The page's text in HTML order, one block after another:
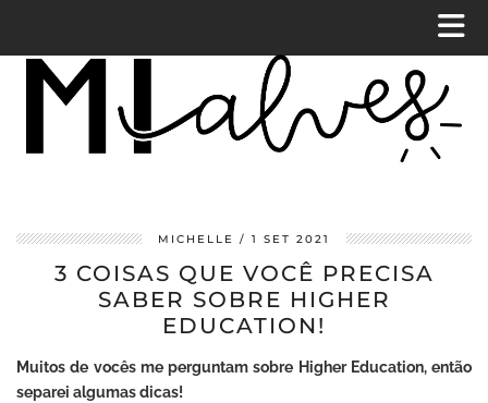
MICHELLE 1 SET 2021
3 COISAS QUE VOCÊ PRECISA
SABER SOBRE HIGHER
EDUCATION!
Muitos de vocês me perguntam sobre Higher Education, então
separei algumas dicas!